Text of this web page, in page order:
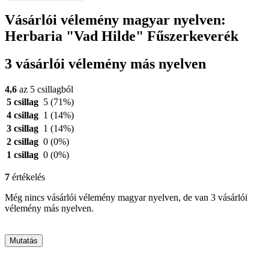
Vásárlói vélemény magyar nyelven:
Herbaria "Vad Hilde" Fűszerkeverék
3 vásárlói vélemény más nyelven
4,6 az 5 csillagból
5 csillag 5 (71%)
4 csillag 1 (14%)
3 csillag 1 (14%)
2 csillag 0 (0%)
1 csillag 0 (0%)
7 értékelés
Még nincs vásárlói vélemény magyar nyelven, de van 3 vásárlói
vélemény más nyelven.
Mutatás